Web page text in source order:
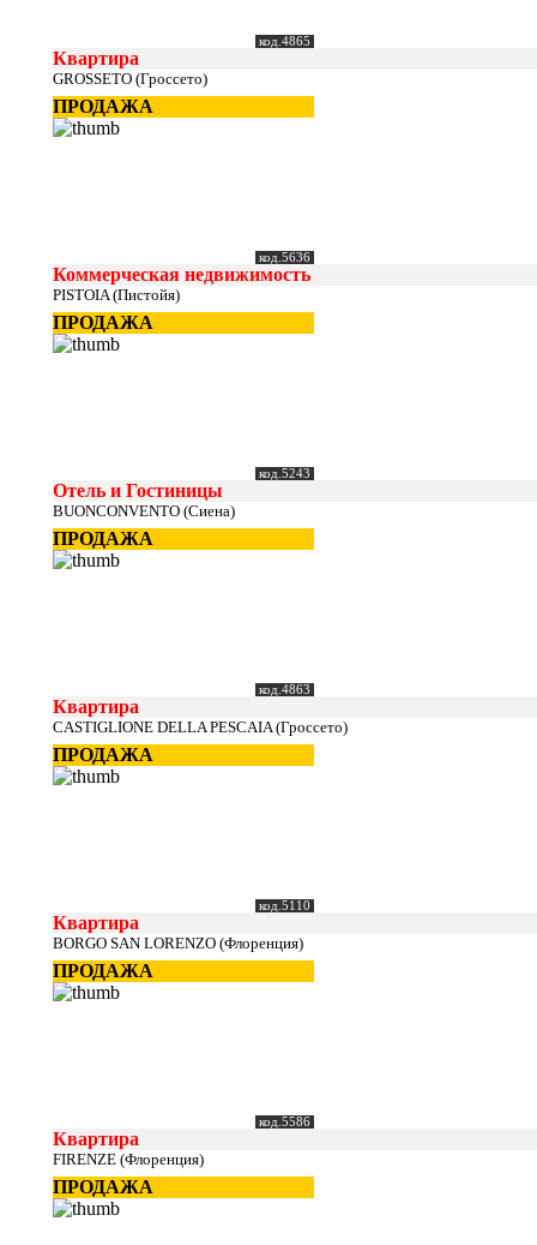
код.4865
Квартира
GROSSETO (Гроссето)
ПРОДАЖА
код.5636
Коммерческая недвижимость
PISTOIA (Пистойя)
ПРОДАЖА
код.5243
Отель и Гостиницы
BUONCONVENTO (Сиена)
ПРОДАЖА
код.4863
Квартира
CASTIGLIONE DELLA PESCAIA (Гроссето)
ПРОДАЖА
код.5110
Квартира
BORGO SAN LORENZO (Флоренция)
ПРОДАЖА
код.5586
Квартира
FIRENZE (Флоренция)
ПРОДАЖА